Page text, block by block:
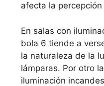
afecta la percepción
En salas con
bola 6 tiende a
la naturaleza de la
lámparas. Por otro
iluminación